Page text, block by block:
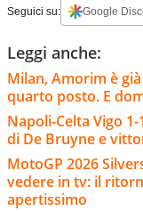
Seguici su: Google
Leggi anche:
Milan, Amorim è
quarto posto. E
Napoli-Celta Vigo
di De Bruyne e
MotoGP 2026
vedere in tv: il
apertissimo